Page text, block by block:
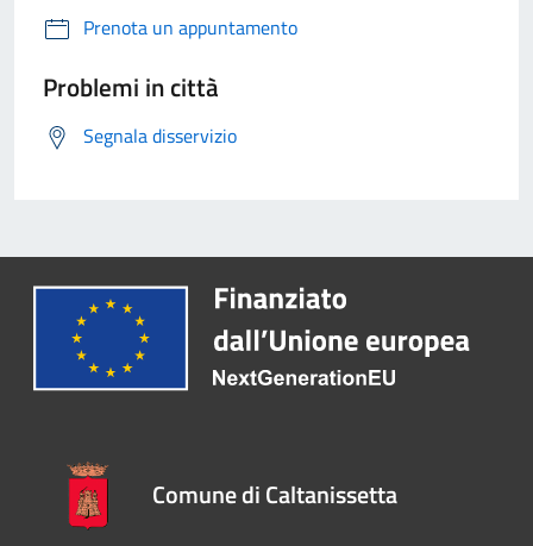
Prenota un appuntamento
Problemi in città
Segnala disservizio
Comune di Caltanissetta